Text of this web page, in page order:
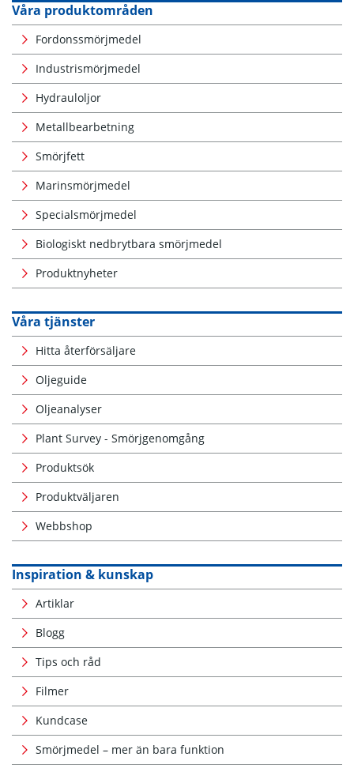
Våra produktområden
Fordonssmörjmedel
Industrismörjmedel
Hydrauloljor
Metallbearbetning
Smörjfett
Marinsmörjmedel
Specialsmörjmedel
Biologiskt nedbrytbara smörjmedel
Produktnyheter
Våra tjänster
Hitta återförsäljare
Oljeguide
Oljeanalyser
Plant Survey - Smörjgenomgång
Produktsök
Produktväljaren
Webbshop
Inspiration & kunskap
Artiklar
Blogg
Tips och råd
Filmer
Kundcase
Smörjmedel – mer än bara funktion